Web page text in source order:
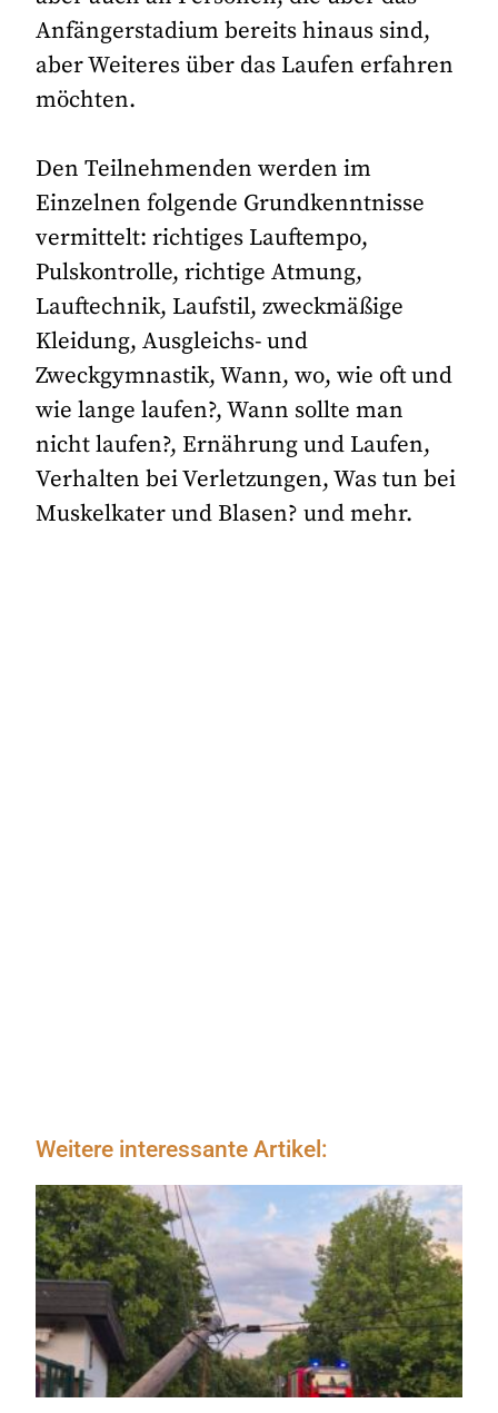
Anfängerstadium bereits hinaus sind,
aber Weiteres über das Laufen erfahren
möchten.
Den Teilnehmenden werden im
Einzelnen folgende Grundkenntnisse
vermittelt: richtiges Lauftempo,
Pulskontrolle, richtige Atmung,
Lauftechnik, Laufstil, zweckmäßige
Kleidung, Ausgleichs- und
Zweckgymnastik, Wann, wo, wie oft und
wie lange laufen?, Wann sollte man
nicht laufen?, Ernährung und Laufen,
Verhalten bei Verletzungen, Was tun bei
Muskelkater und Blasen? und mehr.
Weitere interessante Artikel: